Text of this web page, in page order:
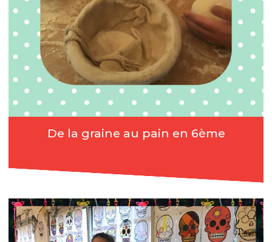
De la graine au pain en 6ème